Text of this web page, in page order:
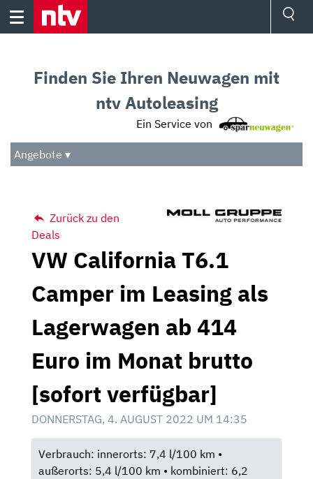
Skip
Audio
Das Beste
Finden Sie Ihren Neuwagen mit
ntv Autoleasing
Ein Service von
Angebote ▾
Zurück zu den
Deals
VW California T6.1
Camper im Leasing als
Lagerwagen ab 414
Euro im Monat brutto
[sofort verfügbar]
DONNERSTAG, 4. AUGUST 2022 UM 14:35
Verbrauch: innerorts: 7,4 l/100 km •
außerorts: 5,4 l/100 km • kombiniert: 6,2